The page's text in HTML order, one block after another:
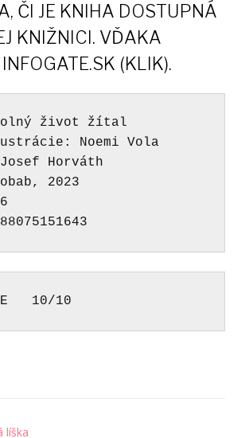
ČI JE KNIHA DOSTUPNÁ
KNIŽNICI. VĎAKA
(KLIK).
život žítal
Noemi Vola
Horváth
2023
10/10
líška